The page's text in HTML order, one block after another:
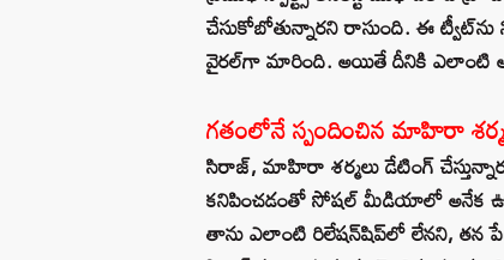
చేసుకోబోతున్నారని రాసుంది. ఈ
వైరల్‌గా మారింది. అయితే దీనికి ఎలాంటి
గతంలోనే స్పందించిన మాహిరా
సిరాజ్, మాహిరా శర్మలు డేటింగ్
కనిపించడంతో సోషల్ మీడియాలో అనేక
తాను ఎలాంటి రిలేషన్‌షిప్‌లో లేనని, తన